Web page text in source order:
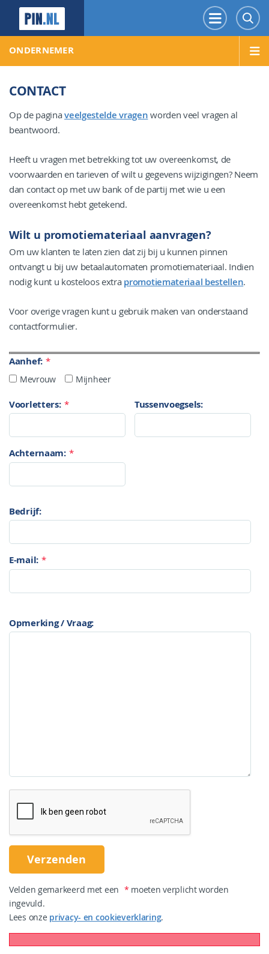
Menu
ONDERNEMER
CONTACT
Op de paginaveelgestelde vragen worden veel vragen al
beantwoord.
Heeft u vragen met betrekking tot uw overeenkomst, de
voorwaarden en tarieven of wilt u gegevens wijzigingen? Neem
dan contact op met uw bank of de partij met wie u een
overeenkomst hebt getekend.
Wilt u promotiemateriaal aanvragen?
Om uw klanten te laten zien dat zij bij u kunnen pinnen
ontvangt u bij uw betaalautomaten promotiemateriaal. Indien
nodig kunt u kosteloos extra promotiemateriaal bestellen.
Voor overige vragen kunt u gebruik maken van onderstaand
contactformulier.
Aanhef: *
Mevrouw Mijnheer
Voorletters: * Tussenvoegsels:
Achternaam: *
Bedrijf:
E-mail: *
Opmerking / Vraag:
Velden gemarkeerd met een * moeten verplicht worden
ingevuld.
Lees onze privacy- en cookieverklaring.